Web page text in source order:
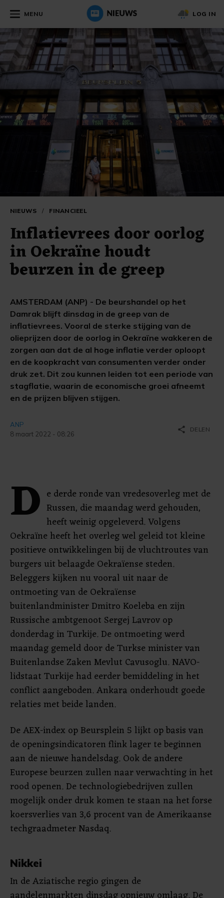
MENU LOG IN
NIEUWS / FINANCIEEL
Inflatievrees door oorlog
in Oekraïne houdt
beurzen in de greep
AMSTERDAM (ANP) - De beurshandel op het
Damrak blijft dinsdag in de greep van de
inflatievrees. Vooral de sterke stijging van de
olieprijzen door de oorlog in Oekraïne wakkeren de
zorgen aan dat de al hoge inflatie verder oploopt
en de koopkracht van consumenten verder onder
druk zet. Dit zou kunnen leiden tot een periode van
stagflatie, waarin de economische groei afneemt
en de prijzen blijven stijgen.
ANP
8 maart 2022 - 08:26
share DELEN
D e derde ronde van vredesoverleg met de
Russen, die maandag werd gehouden,
heeft weinig opgeleverd. Volgens
Oekraïne heeft het overleg wel geleid tot kleine
positieve ontwikkelingen bij de vluchtroutes van
burgers uit belaagde Oekraïense steden.
Beleggers kijken nu vooral uit naar de
ontmoeting van de Oekraïense
buitenlandminister Dmitro Koeleba en zijn
Russische ambtgenoot Sergej Lavrov op
donderdag in Turkije. De ontmoeting werd
maandag gemeld door de Turkse minister van
Buitenlandse Zaken Mevlut Cavusoglu. NAVO-
lidstaat Turkije had eerder bemiddeling in het
conflict aangeboden. Ankara onderhoudt goede
relaties met beide landen.
De AEX-index op Beursplein 5 lijkt op basis van
de openingsindicatoren flink lager te beginnen
aan de nieuwe handelsdag. Ook de andere
Europese beurzen zullen naar verwachting in het
rood openen. De technologiebedrijven zullen
mogelijk onder druk komen te staan na het forse
koersverlies van 3,6 procent van de Amerikaanse
techgraadmeter Nasdaq.
Nikkei
In de Aziatische regio gingen de